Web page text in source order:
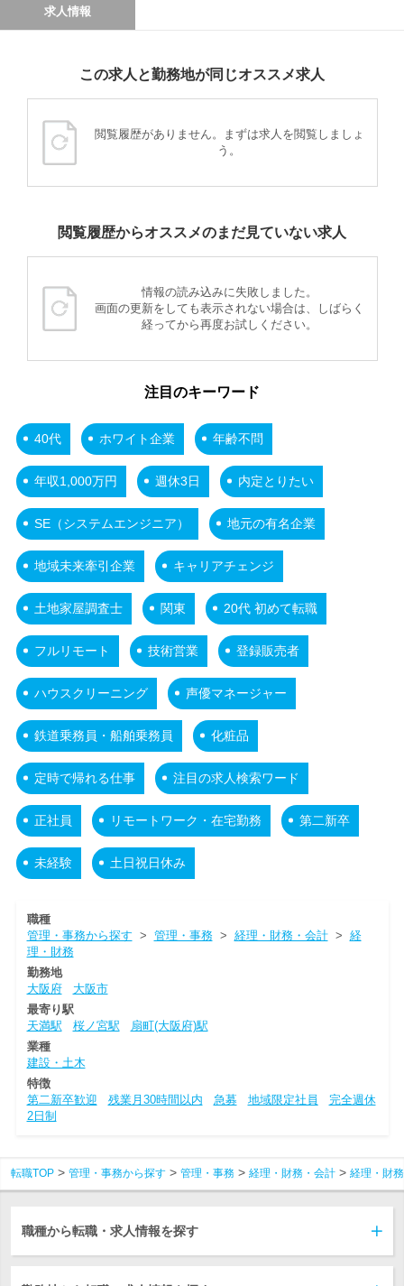
求人情報
この求人と勤務地が同じオススメ求人
閲覧履歴がありません。まずは求人を閲覧しましょ
う。
閲覧履歴からオススメのまだ見ていない求人
情報の読み込みに失敗しました。
画面の更新をしても表示されない場合は、しばらく
経ってから再度お試しください。
注目のキーワード
40代 ホワイト企業 年齢不問
年収1,000万円 週休3日 内定とりたい
SE（システムエンジニア） 地元の有名企業
地域未来牽引企業 キャリアチェンジ
土地家屋調査士 関東 20代 初めて転職
フルリモート 技術営業 登録販売者
ハウスクリーニング 声優マネージャー
鉄道乗務員・船舶乗務員 化粧品
定時で帰れる仕事 注目の求人検索ワード
正社員 リモートワーク・在宅勤務 第二新卒
未経験 土日祝日休み
職種
管理・事務から探す > 管理・事務> 経理・財務・会計> 経
理・財務
勤務地
大阪府
大阪市
最寄り駅
天満駅
桜ノ宮駅
扇町(大阪府)駅
業種
建設・土木
特徴
第二新卒歓迎
残業月30時間以内 急募 地域限定社員
完全週休
2日制
転職TOP 管理・事務から探す 管理・事務 経理・財務・会計 経理・財務
職種から転職・求人情報を探す